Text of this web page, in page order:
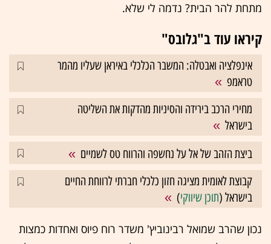
מתחת להר הבית? נדמה לי שלא.
קיראו עוד ב"גלובס"
אינפלציה ואבטלה: המשבר הכלכלי באיראן שעליו מהמר
טראמפ
מחירי הרכב בירידה והסיניות מהדקות את השליטה
בישראל
ביצת הזהב של אל על נחשפה והרווח טס לשמיים
קבוצת לאומית מציגה חזון כלכלי חברתי לרווחת החיים
בישראל (תוכן שיווקי)
נכון שהרב שמואל רבינוביץ' משדר רוח פיוס ואחדות כמצות